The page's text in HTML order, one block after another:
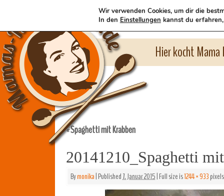
Hier kocht
«Spaghetti mit Krabben
20141210_Spaghetti
Bymonika|Published7. Januar 2015|Full size is1244 × 933pixels
Wir verwenden Cookies, um dir die
In den Einstellungen kannst du